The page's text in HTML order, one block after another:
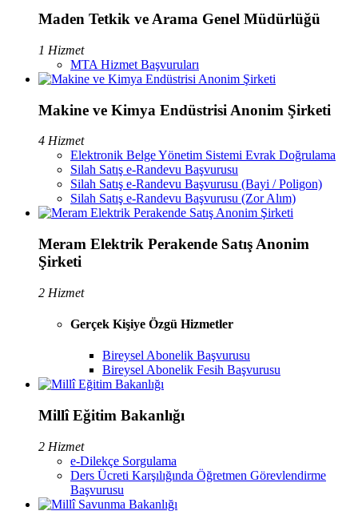
Maden Tetkik ve Arama Genel Müdürlüğü
1 Hizmet
MTA Hizmet Başvuruları
Makine ve Kimya Endüstrisi Anonim Şirketi
4 Hizmet
Elektronik Belge Yönetim Sistemi Evrak Doğrulama
Silah Satış e-Randevu Başvurusu
Silah Satış e-Randevu Başvurusu (Bayi / Poligon)
Silah Satış e-Randevu Başvurusu (Zor Alım)
Meram Elektrik Perakende Satış Anonim
Şirketi
2 Hizmet
Gerçek Kişiye Özgü Hizmetler
Bireysel Abonelik Başvurusu
Bireysel Abonelik Fesih Başvurusu
Millî Eğitim Bakanlığı
2 Hizmet
e-Dilekçe Sorgulama
Ders Ücreti Karşılığında Öğretmen Görevlendirme
Başvurusu